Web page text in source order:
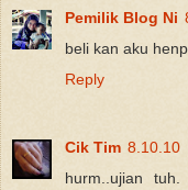
Pemilik Blog Ni
beli kan aku
Reply
Cik Tim 8.10.10
hurm..ujian